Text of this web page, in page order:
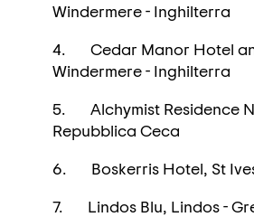
Windermere - Inghilterra
4. Cedar Manor Hotel
Windermere - Inghilterra
5. Alchymist Residence
Repubblica Ceca
6. Boskerris Hotel, St
7. Lindos Blu, Lindos -